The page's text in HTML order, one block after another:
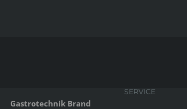
Gastrotechnik Brand
SERVICE